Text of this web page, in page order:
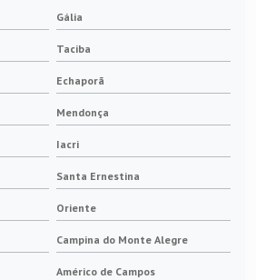
Gália
Taciba
Echaporã
Mendonça
Iacri
Santa Ernestina
Oriente
Campina do Monte Alegre
Américo de Campos